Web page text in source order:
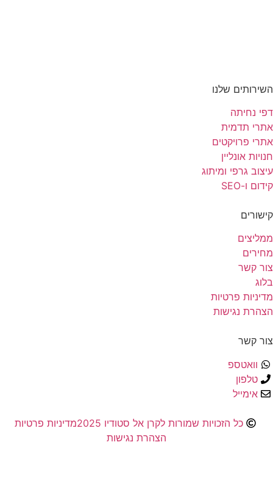
השירותים שלנו
דפי נחיתה
אתרי תדמית
אתרי פרויקטים
חנויות אונליין
עיצוב גרפי ומיתוג
קידום ו-SEO
קישורים
ממליצים
מחירים
צור קשר
בלוג
מדיניות פרטיות
הצהרת נגישות
צור קשר
וואטספ
טלפון
אימייל
כל הזכויות שמורות לקרן אל סטודיו 2025
מדיניות פרטיות
הצהרת נגישות